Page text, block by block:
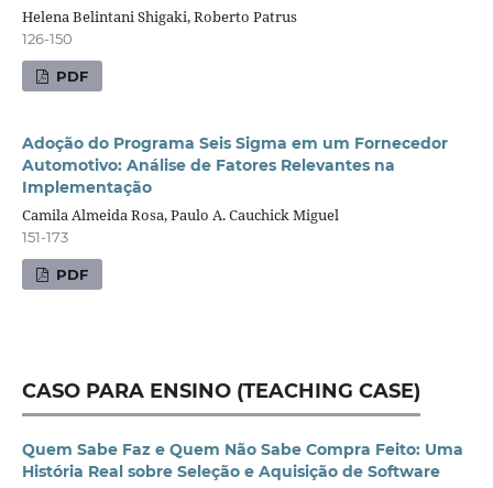
Helena Belintani Shigaki, Roberto Patrus
126-150
PDF
Adoção do Programa Seis Sigma em um Fornecedor
Automotivo: Análise de Fatores Relevantes na
Implementação
Camila Almeida Rosa, Paulo A. Cauchick Miguel
151-173
PDF
CASO PARA ENSINO (TEACHING CASE)
Quem Sabe Faz e Quem Não Sabe Compra Feito: Uma
História Real sobre Seleção e Aquisição de Software